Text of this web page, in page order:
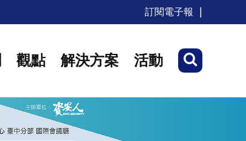
訂閱電子報
觀點 解決方案 活動